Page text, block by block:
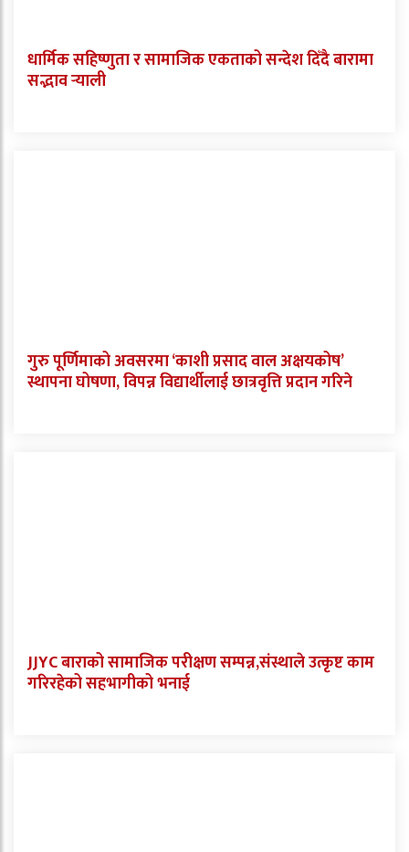
धार्मिक सहिष्णुता र सामाजिक एकताको सन्देश दिँदै बारामा
सद्भाव र्‍याली
गुरु पूर्णिमाको अवसरमा ‘काशी प्रसाद वाल अक्षयकोष’
स्थापना घोषणा, विपन्न विद्यार्थीलाई छात्रवृत्ति प्रदान गरिने
JJYC बाराको सामाजिक परीक्षण सम्पन्न,संस्थाले उत्कृष्ट काम
गरिरहेको सहभागीको भनाई